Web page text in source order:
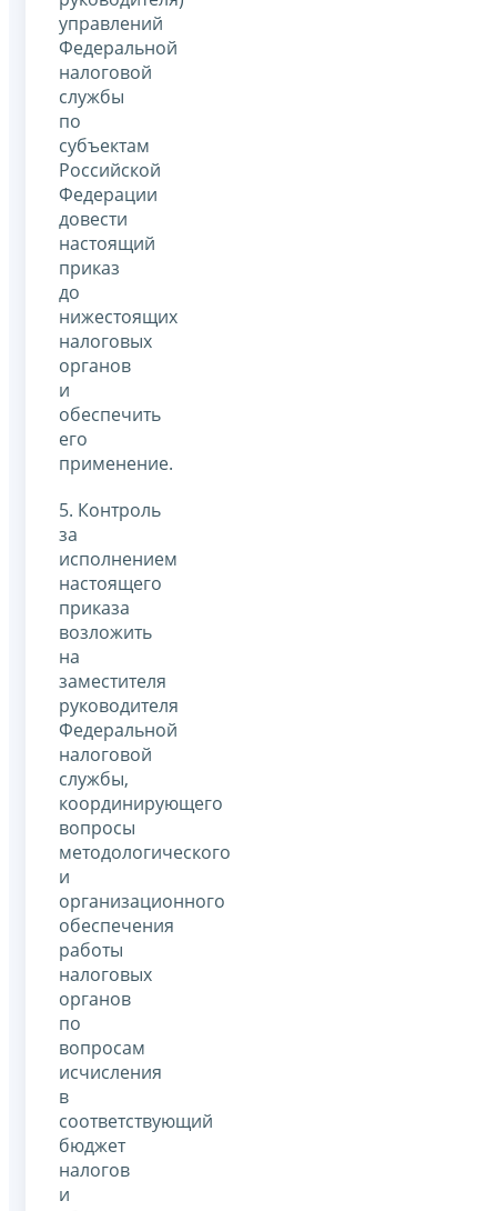
управлений
Федеральной
налоговой
службы
по
субъектам
Российской
Федерации
довести
настоящий
приказ
до
нижестоящих
налоговых
органов
и
обеспечить
его
применение.
5. Контроль
за
исполнением
настоящего
приказа
возложить
на
заместителя
руководителя
Федеральной
налоговой
службы,
координирующего
вопросы
методологического
и
организационного
обеспечения
работы
налоговых
органов
по
вопросам
исчисления
в
соответствующий
бюджет
налогов
и